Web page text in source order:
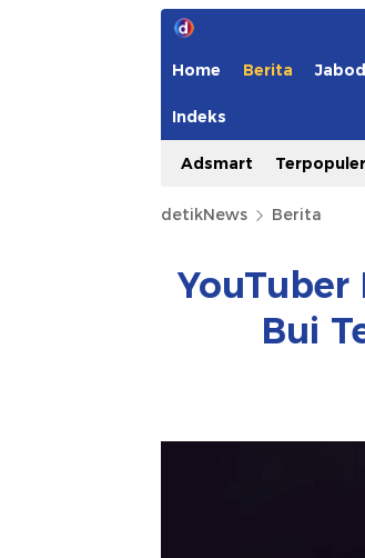
Home Berita
Indeks
Adsmart Terpopuler
detikNews Berita
YouTuber
Bui